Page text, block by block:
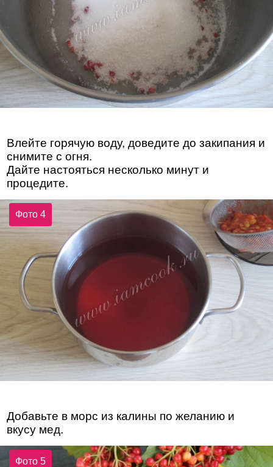
Влейте горячую воду, доведите до закипания и
снимите с огня.
Дайте настояться несколько минут и
процедите.
Фото 4
Добавьте в морс из калины по желанию и
вкусу мед.
Фото 5